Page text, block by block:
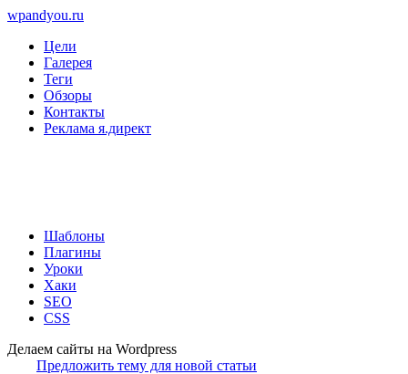
wpandyou.ru
Цели
Галерея
Теги
Обзоры
Контакты
Реклама я.директ
Шаблоны
Плагины
Уроки
Хаки
SEO
CSS
Делаем сайты на Wordpress
Предложить тему для новой статьи